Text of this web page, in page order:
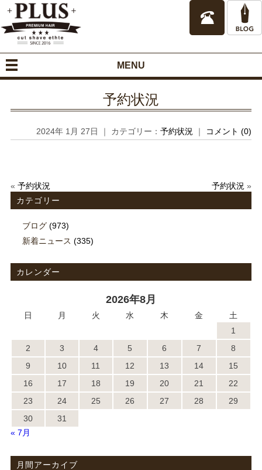
MENU
予約状況
2024年 1月 27日 ｜ カテゴリー：予約状況 ｜ コメント (0)
« 予約状況 予約状況 »
カテゴリー
ブログ(973)
新着ニュース (335)
カレンダー
2026年8月
日 月 火 水 木 金
土
1
2
3 4 5 6 7
8
9
10 11 12 13 14
15
16
17 18 19 20 21
22
23
24 25 26 27 28
29
30
31
« 7月
月間アーカイブ